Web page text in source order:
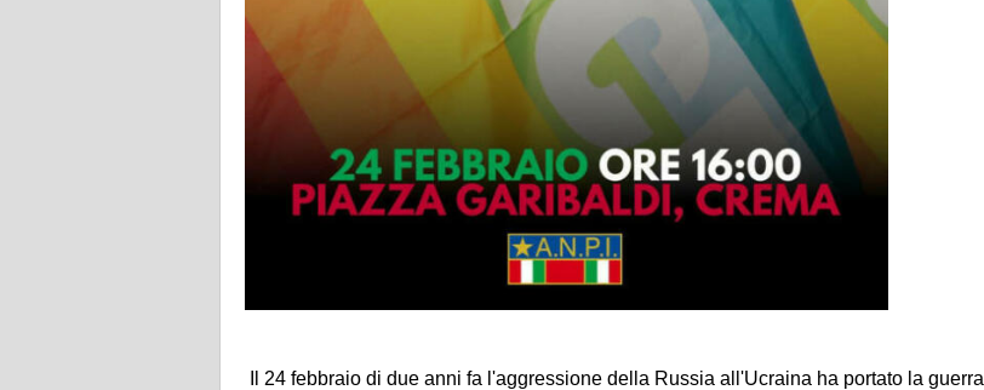
Il 24 febbraio di due anni fa l'aggressione della Russia all'Ucraina ha portato la guerra